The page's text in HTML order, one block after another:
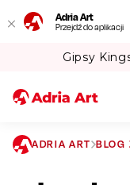
Adria Art
Przejdź do aplikacji
Arena Kraków!
ADRIA ART BLOG